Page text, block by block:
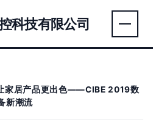
科技有限公司
家居产品更出色——CIBE 2019数
新潮流